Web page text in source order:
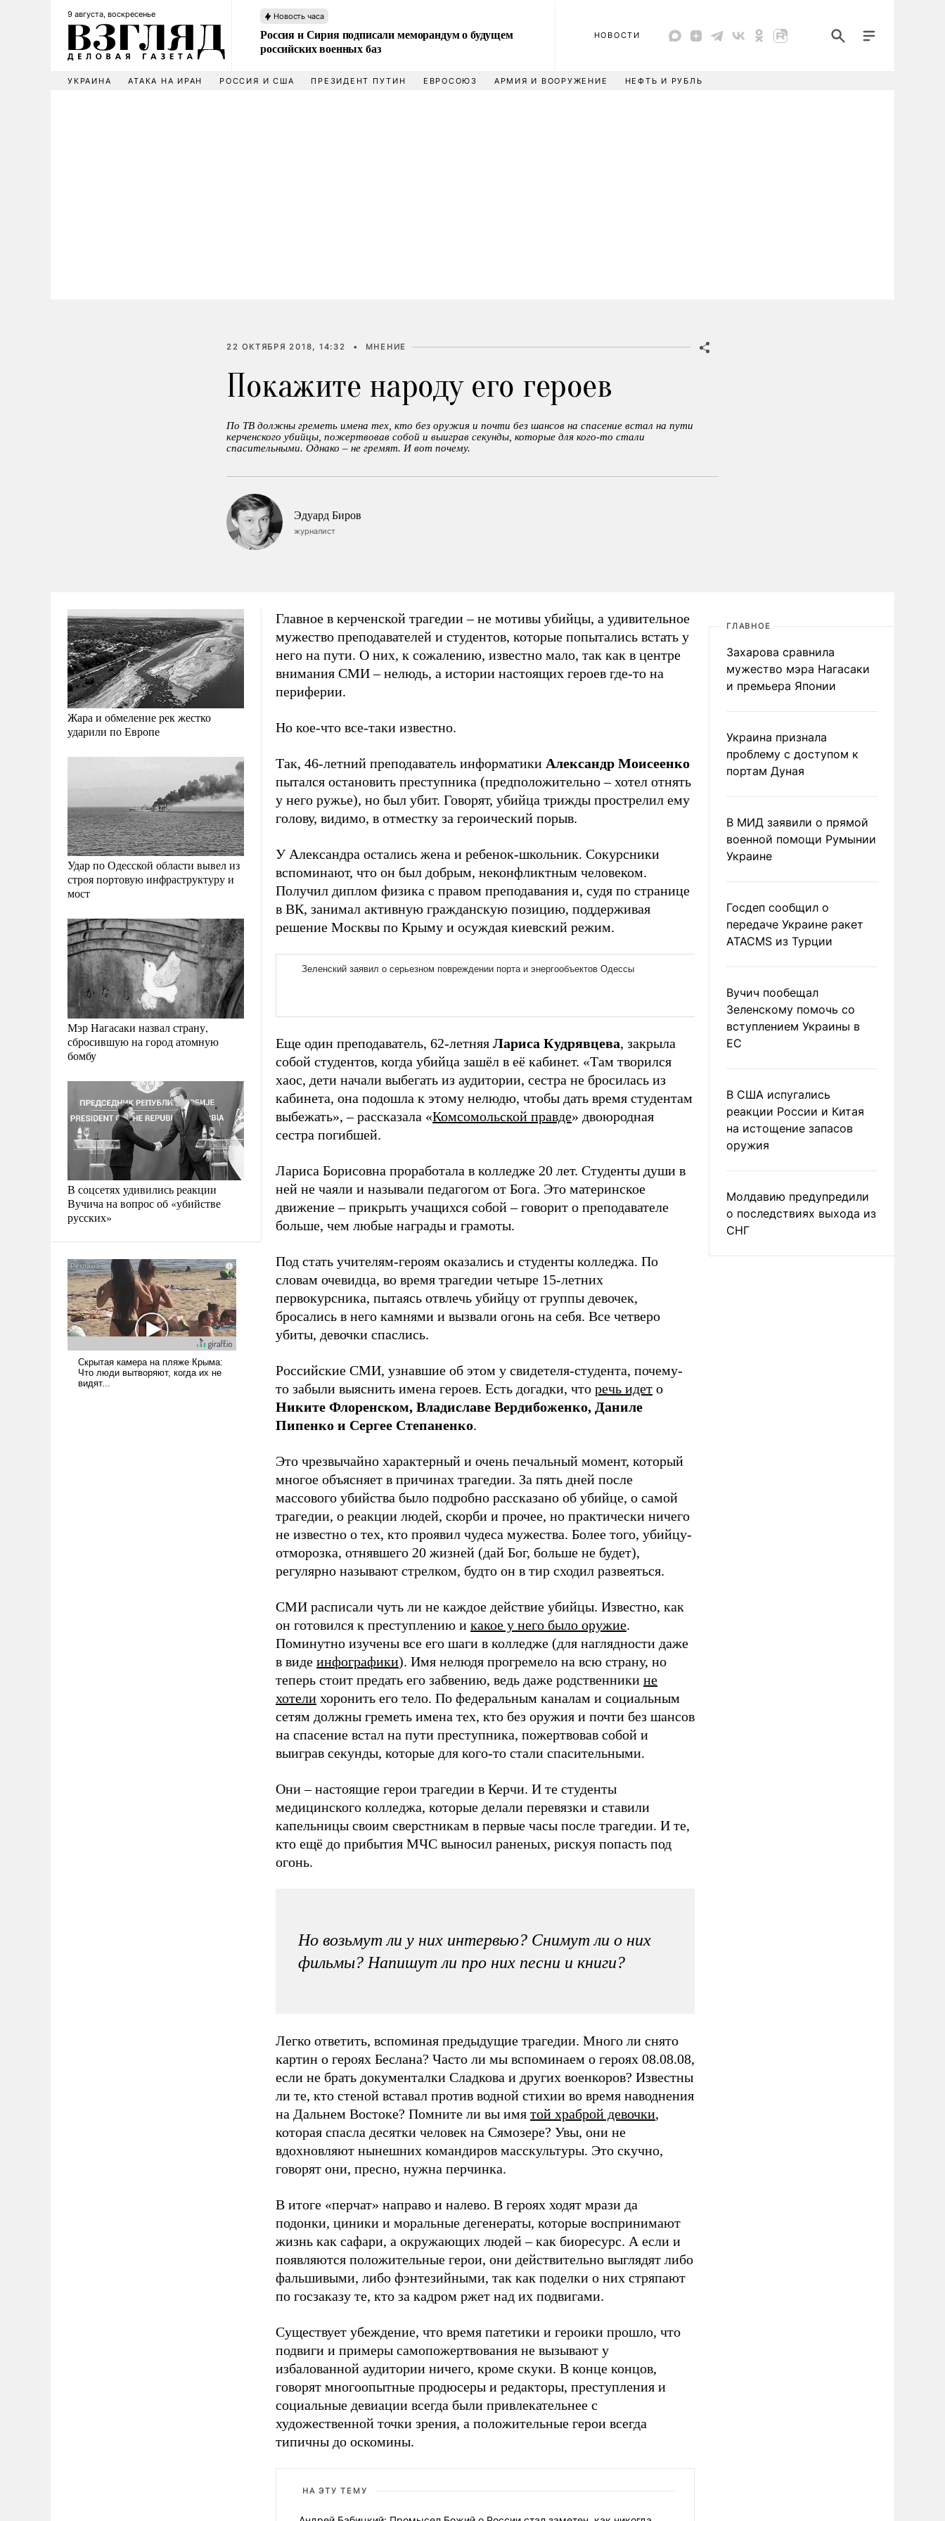
9 августа, воскресенье Новость часа
Россия и Сирия подписали меморандум о будущем
российских военных баз
НОВОСТИ
УКРАИНА АТАКА НА ИРАН РОССИЯ И США ПРЕЗИДЕНТ ПУТИН ЕВРОСОЮЗ АРМИЯ И ВООРУЖЕНИЕ НЕФТЬ И РУБЛЬ
22 ОКТЯБРЯ 2018, 14:32 • МНЕНИЕ
Покажите народу его героев
По ТВ должны греметь имена тех, кто без оружия и почти без шансов на спасение встал на пути
керченского убийцы, пожертвовав собой и выиграв секунды, которые для кого-то стали
спасительными. Однако – не гремят. И вот почему.
Эдуард Биров
журналист
Жара и обмеление рек жестко
ударили по Европе
Удар по Одесской области вывел из
строя портовую инфраструктуру и
мост
Мэр Нагасаки назвал страну,
сбросившую на город атомную
бомбу
В соцсетях удивились реакции
Вучича на вопрос об «убийстве
русских»
Главное в керченской трагедии – не мотивы убийцы, а удивительное
мужество преподавателей и студентов, которые попытались встать у
него на пути. О них, к сожалению, известно мало, так как в центре
внимания СМИ – нелюдь, а истории настоящих героев где-то на
периферии.
Но кое-что все-таки известно.
Так, 46-летний преподаватель информатики Александр Моисеенко
пытался остановить преступника (предположительно – хотел отнять
у него ружье), но был убит. Говорят, убийца трижды прострелил ему
голову, видимо, в отместку за героический порыв.
У Александра остались жена и ребенок-школьник. Сокурсники
вспоминают, что он был добрым, неконфликтным человеком.
Получил диплом физика с правом преподавания и, судя по странице
в ВК, занимал активную гражданскую позицию, поддерживая
решение Москвы по Крыму и осуждая киевский режим.
Еще один преподаватель, 62-летняя Лариса Кудрявцева, закрыла
собой студентов, когда убийца зашёл в её кабинет. «Там творился
хаос, дети начали выбегать из аудитории, сестра не бросилась из
кабинета, она подошла к этому нелюдю, чтобы дать время студентам
выбежать», – рассказала «Комсомольской правде» двоюродная
сестра погибшей.
Лариса Борисовна проработала в колледже 20 лет. Студенты души в
ней не чаяли и называли педагогом от Бога. Это материнское
движение – прикрыть учащихся собой – говорит о преподавателе
больше, чем любые награды и грамоты.
Под стать учителям-героям оказались и студенты колледжа. По
словам очевидца, во время трагедии четыре 15-летних
первокурсника, пытаясь отвлечь убийцу от группы девочек,
бросались в него камнями и вызвали огонь на себя. Все четверо
убиты, девочки спаслись.
Российские СМИ, узнавшие об этом у свидетеля-студента, почему-
то забыли выяснить имена героев. Есть догадки, что речь идет о
Никите Флоренском, Владиславе Вердибоженко, Даниле
Пипенко и Сергее Степаненко.
Это чрезвычайно характерный и очень печальный момент, который
многое объясняет в причинах трагедии. За пять дней после
массового убийства было подробно рассказано об убийце, о самой
трагедии, о реакции людей, скорби и прочее, но практически ничего
не известно о тех, кто проявил чудеса мужества. Более того, убийцу-
отморозка, отнявшего 20 жизней (дай Бог, больше не будет),
регулярно называют стрелком, будто он в тир сходил развеяться.
СМИ расписали чуть ли не каждое действие убийцы. Известно, как
он готовился к преступлению и какое у него было оружие.
Поминутно изучены все его шаги в колледже (для наглядности даже
в виде инфографики). Имя нелюдя прогремело на всю страну, но
теперь стоит предать его забвению, ведь даже родственники не
хотели хоронить его тело. По федеральным каналам и социальным
сетям должны греметь имена тех, кто без оружия и почти без шансов
на спасение встал на пути преступника, пожертвовав собой и
выиграв секунды, которые для кого-то стали спасительными.
Они – настоящие герои трагедии в Керчи. И те студенты
медицинского колледжа, которые делали перевязки и ставили
капельницы своим сверстникам в первые часы после трагедии. И те,
кто ещё до прибытия МЧС выносил раненых, рискуя попасть под
огонь.
Но возьмут ли у них интервью? Снимут ли о них
фильмы? Напишут ли про них песни и книги?
Легко ответить, вспоминая предыдущие трагедии. Много ли снято
картин о героях Беслана? Часто ли мы вспоминаем о героях 08.08.08,
если не брать документалки Сладкова и других военкоров? Известны
ли те, кто стеной вставал против водной стихии во время наводнения
на Дальнем Востоке? Помните ли вы имя той храброй девочки,
которая спасла десятки человек на Сямозере? Увы, они не
вдохновляют нынешних командиров масскультуры. Это скучно,
говорят они, пресно, нужна перчинка.
В итоге «перчат» направо и налево. В героях ходят мрази да
подонки, циники и моральные дегенераты, которые воспринимают
жизнь как сафари, а окружающих людей – как биоресурс. А если и
появляются положительные герои, они действительно выглядят либо
фальшивыми, либо фэнтезийными, так как поделки о них стряпают
по госзаказу те, кто за кадром ржет над их подвигами.
Существует убеждение, что время патетики и героики прошло, что
подвиги и примеры самопожертвования не вызывают у
избалованной аудитории ничего, кроме скуки. В конце концов,
говорят многоопытные продюсеры и редакторы, преступления и
социальные девиации всегда были привлекательнее с
художественной точки зрения, а положительные герои всегда
типичны до оскомины.
НА ЭТУ ТЕМУ
ГЛАВНОЕ
Захарова сравнила
мужество мэра Нагасаки
и премьера Японии
Украина признала
проблему с доступом к
портам Дуная
В МИД заявили о прямой
военной помощи Румынии
Украине
Госдеп сообщил о
передаче Украине ракет
ATACMS из Турции
Вучич пообещал
Зеленскому помочь со
вступлением Украины в
ЕС
В США испугались
реакции России и Китая
на истощение запасов
оружия
Молдавию предупредили
о последствиях выхода из
СНГ